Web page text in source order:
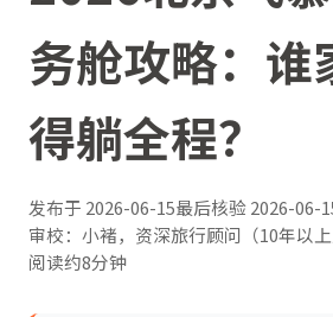
务舱攻略：谁
得躺全程？
发布于 2026-06-15最后核验2026-06-
审校：小褚，资深旅行顾问（10年以上
阅读约8分钟